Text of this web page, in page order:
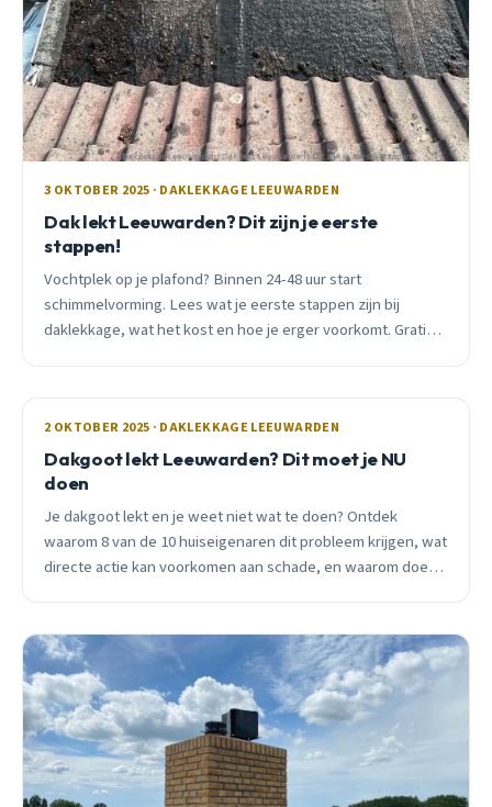
3 OKTOBER 2025 · DAKLEKKAGE LEEUWARDEN
Dak lekt Leeuwarden? Dit zijn je eerste
stappen!
Vochtplek op je plafond? Binnen 24-48 uur start
schimmelvorming. Lees wat je eerste stappen zijn bij
daklekkage, wat het kost en hoe je erger voorkomt. Gratis
2 OKTOBER 2025 · DAKLEKKAGE LEEUWARDEN
Dakgoot lekt Leeuwarden? Dit moet je NU
doen
Je dakgoot lekt en je weet niet wat te doen? Ontdek
waarom 8 van de 10 huiseigenaren dit probleem krijgen, wat
directe actie kan voorkomen aan schade, en waarom doe-